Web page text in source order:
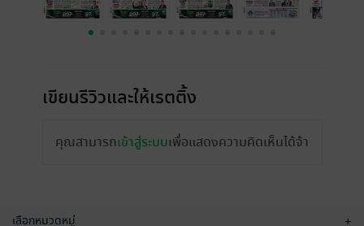
เขียนรีวิวและให้เรตติ้ง
คุณสามารถเข้าสู่ระบบเพื่อแสดงความคิดเห็นได้จ้า
เลือกหมวดหมู่ +